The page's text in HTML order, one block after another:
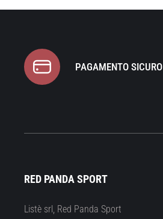
PAGAMENTO SICURO
RED PANDA SPORT
Listè srl, Red Panda Sport